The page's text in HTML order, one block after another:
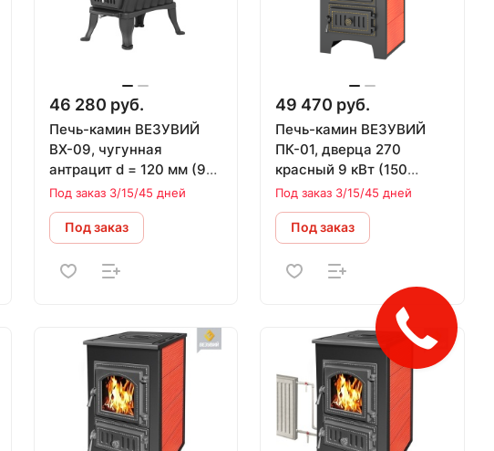
46 280 руб.
Печь-камин ВЕЗУВИЙ
ВХ-09, чугунная
антрацит d = 120 мм (9
кВт)
Под заказ 3/15/45 дней
Под заказ
49 470 руб.
Печь-камин ВЕЗУВИЙ
ПК-01, дверца 270
красный 9 кВт (150
м.куб)
Под заказ 3/15/45 дней
Под заказ
Закажите
звонок!